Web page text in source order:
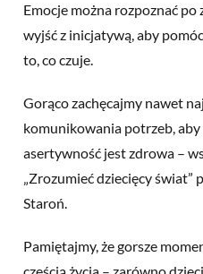
Emocje można rozpoznać
wyjść z inicjatywą, aby
to, co czuje.
Gorąco zachęcajmy nawet
komunikowania potrzeb, aby
asertywność jest zdrowa –
„Zrozumieć dziecięcy świat”
Staroń.
Pamiętajmy, że gorsze